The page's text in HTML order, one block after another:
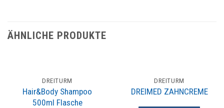
ÄHNLICHE PRODUKTE
DREITURM
Hair&Body Shampoo
500ml Flasche
DREITURM
DREIMED ZAHNCREME